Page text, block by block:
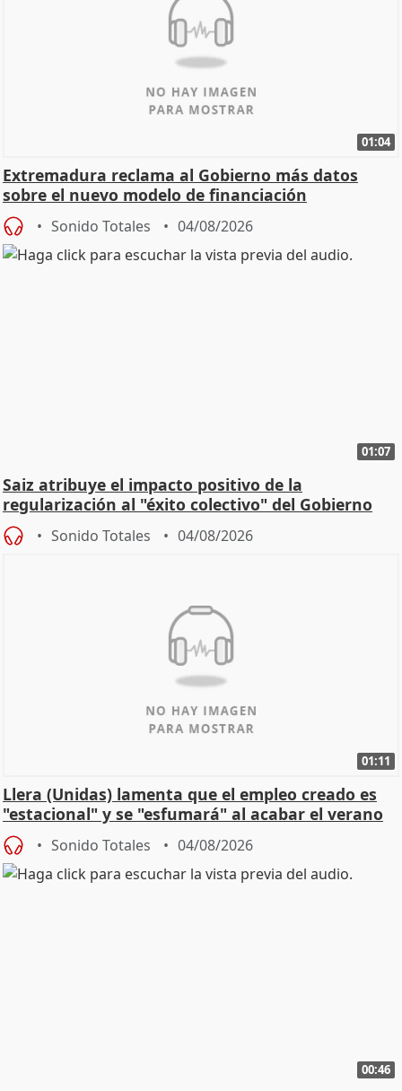
01:04
Extremadura reclama al Gobierno más datos
sobre el nuevo modelo de financiación
Sonido Totales 04/08/2026
01:07
Saiz atribuye el impacto positivo de la
regularización al "éxito colectivo" del Gobierno
Sonido Totales 04/08/2026
01:11
Llera (Unidas) lamenta que el empleo creado es
"estacional" y se "esfumará" al acabar el verano
Sonido Totales 04/08/2026
00:46